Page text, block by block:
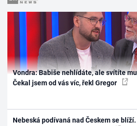
Vondra: Babiše nehlídáte, ale svítíte
Čekal jsem od vás víc, řekl Gregor
Nebeská podívaná nad Českem se